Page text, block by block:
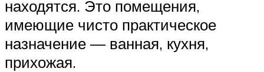
находятся. Это помещения,
имеющие чисто практическое
назначение — ванная, кухня,
прихожая.